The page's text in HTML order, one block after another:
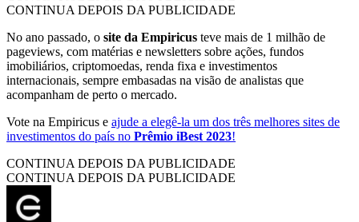
CONTINUA DEPOIS DA PUBLICIDADE
No ano passado, o site da Empiricus teve mais de 1 milhão de
pageviews, com matérias e newsletters sobre ações, fundos
imobiliários, criptomoedas, renda fixa e investimentos
internacionais, sempre embasadas na visão de analistas que
acompanham de perto o mercado.
Vote na Empiricus e ajude a elegê-la um dos três melhores sites de
investimentos do país no Prêmio iBest 2023!
CONTINUA DEPOIS DA PUBLICIDADE
CONTINUA DEPOIS DA PUBLICIDADE